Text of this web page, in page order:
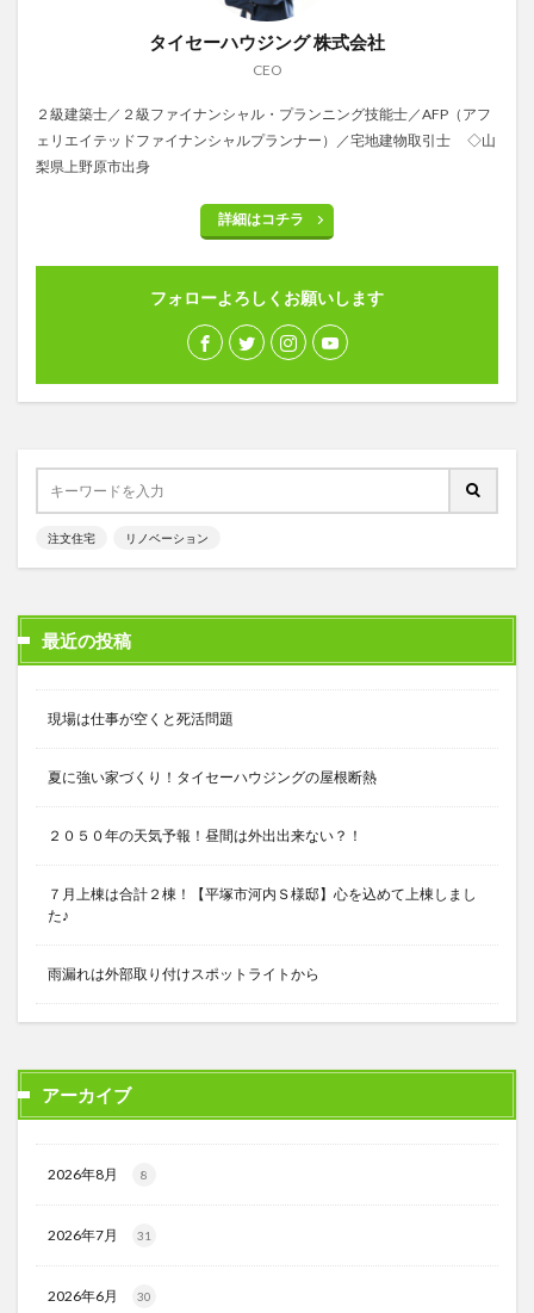
タイセーハウジング 株式会社
CEO
２級建築士／２級ファイナンシャル・プランニング技能士／AFP（アフ
ェリエイテッドファイナンシャルプランナー）／宅地建物取引士 ◇山
梨県上野原市出身
詳細はコチラ
フォローよろしくお願いします
注文住宅 リノベーション
最近の投稿
現場は仕事が空くと死活問題
夏に強い家づくり！タイセーハウジングの屋根断熱
２０５０年の天気予報！昼間は外出出来ない？！
７月上棟は合計２棟！【平塚市河内Ｓ様邸】心を込めて上棟しまし
た♪
雨漏れは外部取り付けスポットライトから
アーカイブ
2026年8月 8
2026年7月 31
2026年6月 30